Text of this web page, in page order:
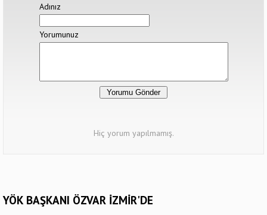
Adınız
Yorumunuz
Hiç yorum yapılmamış.
YÖK BAŞKANI ÖZVAR İZMİR'DE